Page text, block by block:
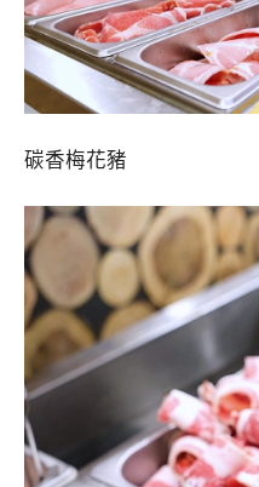
碳香梅花豬